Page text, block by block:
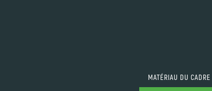
MATÉRIAU DU CADRE